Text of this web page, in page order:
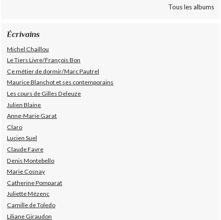
Tous les albums
Écrivains
Michel Chaillou
Le Tiers Livre/François Bon
Ce métier de dormir/Marc Pautrel
Maurice Blanchot et ses contemporains
Les cours de Gilles Deleuze
Julien Blaine
Anne-Marie Garat
Claro
Lucien Suel
Claude Favre
Denis Montebello
Marie Cosnay
Catherine Pomparat
Juliette Mézenc
Camille de Toledo
Liliane Giraudon